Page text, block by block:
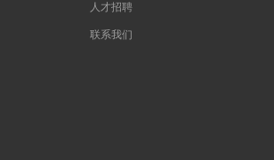
人才招聘
联系我们